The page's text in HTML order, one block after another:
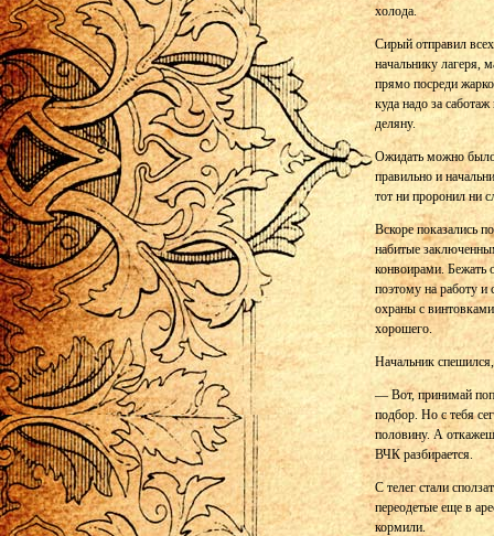
холода.
Сирый отправил
начальнику лагеря,
прямо посреди
куда надо за
деляну.
Ожидать можно было
правильно и
тот ни проронил ни
Вскоре показались
набитые
конвоирами. Бежать
поэтому на работу и
охраны с
хорошего.
Начальник
— Вот, принимай
подбор. Но с тебя
половину. А
ВЧК разбирается.
С телег стали
переодетые еще в
кормили.